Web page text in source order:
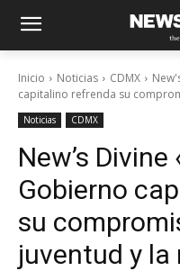
Inicio Noticias CDMX
capitalino refrenda su
Noticias CDMX
New’s
Gobierno
su
juventud y la